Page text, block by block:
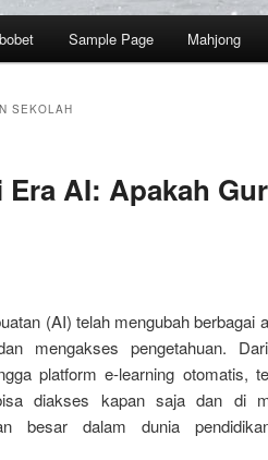
Sample Page Mahjong
SEKOLAH
AI: Apakah
(AI) telah mengubah berbagai
mengakses pengetahuan.
platform e-learning otomatis,
diakses kapan saja dan di
besar dalam dunia